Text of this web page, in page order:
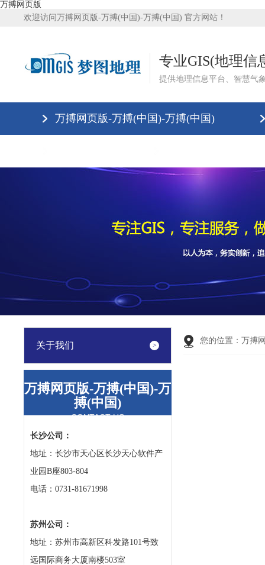
万搏网页版
欢迎访问万搏网页版-万搏(中国)-万搏(中国) 官方网站！
专业GIS(地理信
提供地理信息平台、智慧气
万搏网页版-万搏(中国)-万搏(中国)
关于我们
万搏网页版-万搏(中国)-万
搏(中国)
CONTACT US
长沙公司：
地址：长沙市天心区长沙天心软件产
业园B座803-804
电话：0731-81671998
苏州公司：
地址：苏州市高新区科发路101号致
远国际商务大厦南楼503室
您的位置： 万搏